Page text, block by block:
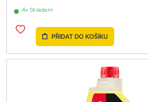
4+ Skladem
PŘIDAT DO KOŠÍKU